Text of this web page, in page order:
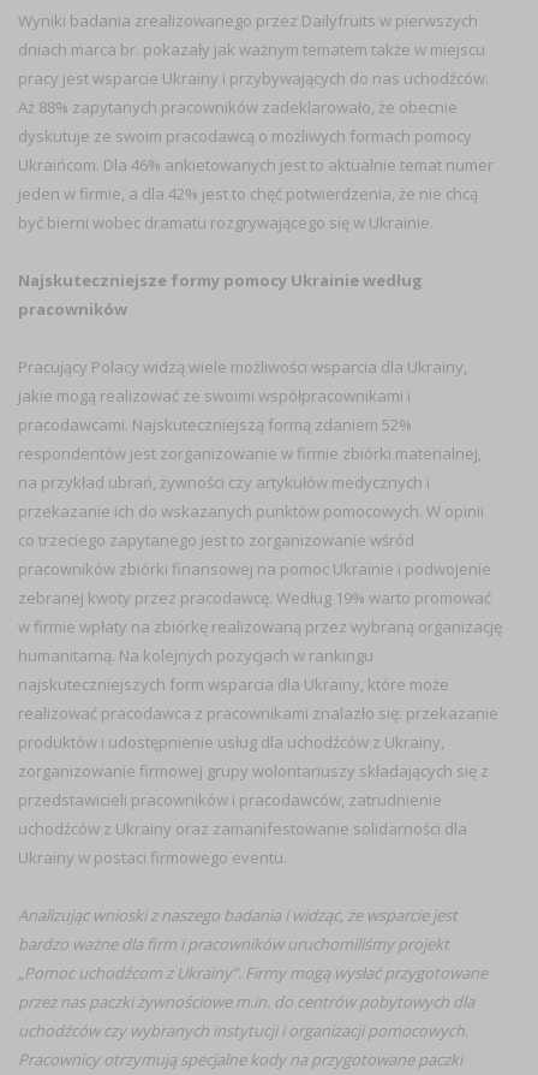
Wyniki badania zrealizowanego przez Dailyfruits w pierwszych
dniach marca br. pokazały jak ważnym tematem także w miejscu
pracy jest wsparcie Ukrainy i przybywających do nas uchodźców.
Aż 88% zapytanych pracowników zadeklarowało, że obecnie
dyskutuje ze swoim pracodawcą o możliwych formach pomocy
Ukraińcom. Dla 46% ankietowanych jest to aktualnie temat numer
jeden w firmie, a dla 42% jest to chęć potwierdzenia, że nie chcą
być bierni wobec dramatu rozgrywającego się w Ukrainie.
Najskuteczniejsze formy pomocy Ukrainie według
pracowników
Pracujący Polacy widzą wiele możliwości wsparcia dla Ukrainy,
jakie mogą realizować ze swoimi współpracownikami i
pracodawcami. Najskuteczniejszą formą zdaniem 52%
respondentów jest zorganizowanie w firmie zbiórki materialnej,
na przykład ubrań, żywności czy artykułów medycznych i
przekazanie ich do wskazanych punktów pomocowych. W opinii
co trzeciego zapytanego jest to zorganizowanie wśród
pracowników zbiórki finansowej na pomoc Ukrainie i podwojenie
zebranej kwoty przez pracodawcę. Według 19% warto promować
w firmie wpłaty na zbiórkę realizowaną przez wybraną organizację
humanitarną. Na kolejnych pozycjach w rankingu
najskuteczniejszych form wsparcia dla Ukrainy, które może
realizować pracodawca z pracownikami znalazło się: przekazanie
produktów i udostępnienie usług dla uchodźców z Ukrainy,
zorganizowanie firmowej grupy wolontariuszy składających się z
przedstawicieli pracowników i pracodawców, zatrudnienie
uchodźców z Ukrainy oraz zamanifestowanie solidarności dla
Ukrainy w postaci firmowego eventu.
Analizując wnioski z naszego badania i widząc, że wsparcie jest
bardzo ważne dla firm i pracowników uruchomiliśmy projekt
„Pomoc uchodźcom z Ukrainy”. Firmy mogą wysłać przygotowane
przez nas paczki żywnościowe m.in. do centrów pobytowych dla
uchodźców czy wybranych instytucji i organizacji pomocowych.
Pracownicy otrzymują specjalne kody na przygotowane paczki